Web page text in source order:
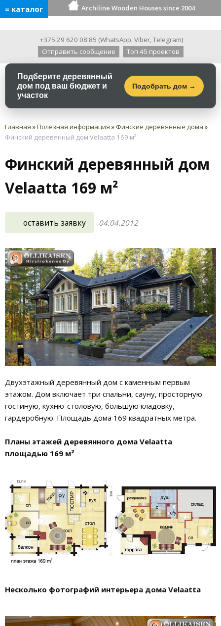
≡ каталог Archiline Wooden Houses since 2004
+375 29 620 08 85 (WhatsApp,Viber,Telegram)
Отправить сообщение
Топ 45 проектов
Подберите деревянный
дом под ваш бюджет и
участок
Подобрать дом →
Главная »Полезная информация » Финские деревянные дома »
Финский деревянный дом Velaatta 169 м²
Финский деревянный дом
Velaatta 169 м²
оставить заявку 04.04.2012
Двухэтажный деревянный дом с каменным первым
этажом. Дом включает три спальни, сауну, просторную
гостиную, кухню-столовую, большую кладовку,
гардеробную. Площадь дома 169 квадратных метра.
Планы этажей деревянного дома Velaatta
площадью 169 м²
Несколько фотографий интерьера дома Velaatta